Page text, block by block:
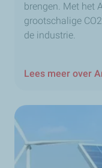
brengen. Met het
grootschalige
de industrie.
Lees meer over